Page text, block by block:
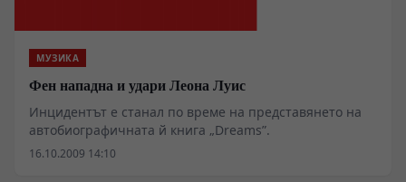
МУЗИКА
Фен нападна и удари Леона Луис
Инцидентът е станал по време на представянето на
автобиографичната й книга „Dreams”.
16.10.2009 14:10